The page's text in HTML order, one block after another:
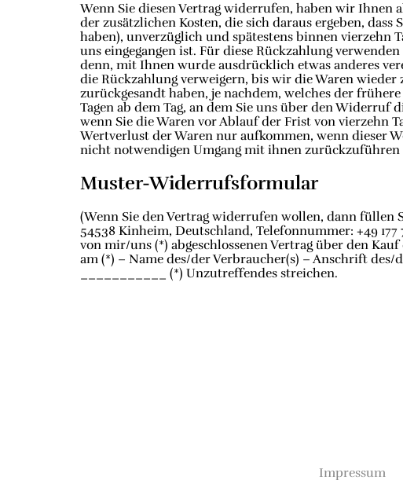
Wenn Sie diesen Vertrag widerrufen, haben wir
der zusätzlichen Kosten, die sich daraus ergeben,
haben), unverzüglich und spätestens binnen vierzehn
uns eingegangen ist. Für diese Rückzahlung
denn, mit Ihnen wurde ausdrücklich etwas anderes
die Rückzahlung verweigern, bis wir die Waren wieder
zurückgesandt haben, je nachdem, welches der
Tagen ab dem Tag, an dem Sie uns über den
wenn Sie die Waren vor Ablauf der Frist von vierzehn
Wertverlust der Waren nur aufkommen, wenn dieser
nicht notwendigen Umgang mit ihnen zurückzuführen
Muster-Widerrufsformular
(Wenn Sie den Vertrag widerrufen wollen, dann füllen
54538 Kinheim, Deutschland, Telefonnummer: +49
von mir/uns (*) abgeschlossenen Vertrag über den
am (*) – Name des/der Verbraucher(s) – Anschrift
___________ (*) Unzutreffendes streichen.
Impressum